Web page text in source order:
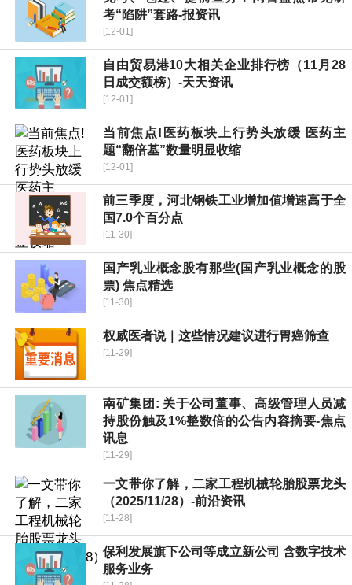
考“陷阱”套路-报资讯
[12-01]
自由贸易港10大相关企业排行榜（11月28
日成交额榜）-天天资讯
[12-01]
当前焦点!医药板块上行势头放缓 医药主
题“翻倍基”数量明显收缩
[12-01]
前三季度，河北钢铁工业增加值增速高于全
国7.0个百分点
[11-30]
国产乳业概念股有那些(国产乳业概念的股
票) 焦点精选
[11-30]
权威医者说｜这些情况建议进行胃癌筛查
[11-29]
南矿集团: 关于公司董事、高级管理人员减
持股份触及1%整数倍的公告内容摘要-焦点
讯息
[11-29]
一文带你了解，二家工程机械轮胎股票龙头
（2025/11/28）-前沿资讯
[11-28]
保利发展旗下公司等成立新公司 含数字技术
服务业务